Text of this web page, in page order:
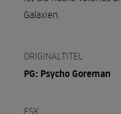
Galaxien.
ORIGINALTITEL
PG: Psycho Goreman
FSK